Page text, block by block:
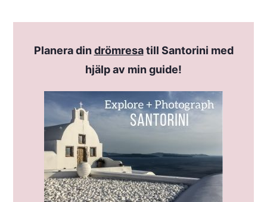
Planera dindrömresatill Santorini med
hjälp av min guide!